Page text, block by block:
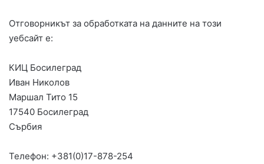
Отговорникът за обработката на данните на този
уебсайт е:
КИЦ Босилеград
Иван Николов
Маршал Тито 15
17540 Босилеград
Сърбия
Телефон: +381(0)17-878-254